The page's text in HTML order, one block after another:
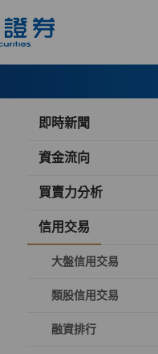
即時新聞
資金流向
買賣力分析
信用交易
大盤信用交易
類股信用交易
融資排行